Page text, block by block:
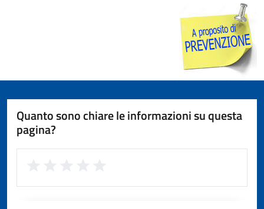
Quanto sono chiare le informazioni su questa
pagina?